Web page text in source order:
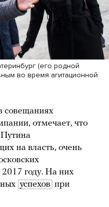
(его родной
во время агитационной
совещаниях
отмечает, что
на власть, очень
году. На них
успехов при